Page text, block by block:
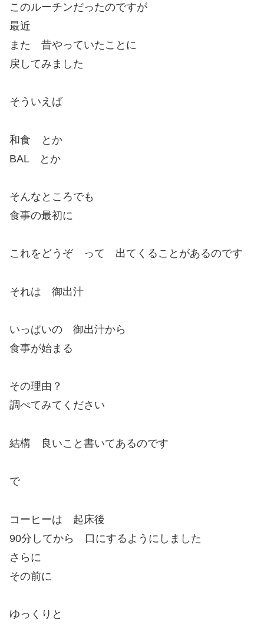
このルーチンだったのですが
最近
また 昔やっていたことに
戻してみました
そういえば
和食 とか
BAL とか
そんなところでも
食事の最初に
これをどうぞ って 出てくることがあるのです
それは 御出汁
いっぱいの 御出汁から
食事が始まる
その理由？
調べてみてください
結構 良いこと書いてあるのです
で
コーヒーは 起床後
90分してから 口にするようにしました
さらに
その前に
ゆっくりと